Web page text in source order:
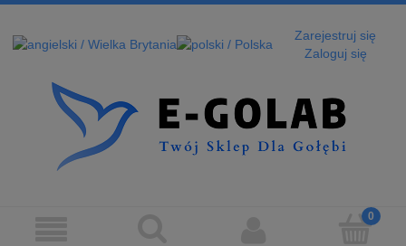
Zarejestruj się
Zaloguj się